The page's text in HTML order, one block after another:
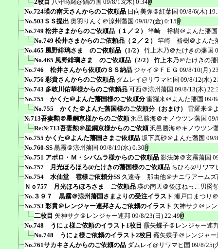
2枚目 八守時緒@鍋の国 09/8/13(木) 0:34
No.724瑛の南天さんからのご依頼品 日向美弥＠紅葉国 09/8/6(木)
No.503ＳＳ提出 奥羽りんく＠涼州藩国 09/8/7(金) 0:15
No.749 松井さまからのご依頼品（１／２）
竿崎 裕樹＠よんた藩国
No.749 松井さまからのご依頼品（２／２）
竿崎 裕樹＠よんた
No.465 風野緋璃さま のご依頼品（1/2）
竹上木乃＠たけきの藩国
No.465 風野緋璃さま のご依頼品（2/2）
竹上木乃＠たけきの
No.746 松井さんから依頼のＳＳ納品 ジャイ＠ＦＥＧ 09/8/10(月)
No.756 彩貴さんからのご依頼品 ダムレイ@リワマヒ国 09/8/12(水)
No.743 多岐川佑華様からのご依頼品 可西＠涼州藩国 09/8/13(木)
No.755 かくた＠よんた藩国様のご依頼分 雷羅来＠よんた藩国 09/
No.755 かくた＠よんた藩国様のご依頼分（おまけ）
雷羅来＠
№713吾妻勲＠星鋼京様からのご依頼 沢邑勝海＠キノウツン藩国
Re:№713吾妻勲＠星鋼京様からのご依頼 沢邑勝海＠キノウツン
No.755 かくた＠よんた藩国さまご依頼品 坂下真砂＠よんた藩国 09/
No.760-SS 黒霧＠涼州藩国 09/8/19(水) 0:30
No.751 アポロ・Ｍ・シバムラ様からのご依頼品 影法師＠玄霧藩国
No.757 月光ほろほろ@たけきの藩国様のご依頼品 ちひろ@リワマ
No.754 水仙堂 雹様ご依頼分SS 久遠寺 那由他＠ナニワアームズ
Ｎｏ757 月光ほろほろさま ご依頼品 瑛の南天＠後ほねっこ男爵
No.３９７ 黒霧＠涼州藩国さまよりの受注イラスト 瀬戸口まつり
No.753 彩貴＠レンジャー連邦さんご依頼のイラスト 矢神サク＠レ
二枚目 矢神サク＠レンジャー連邦 09/8/23(日) 22:49
No.748 うにょ様ご依頼のイラスト1枚目 霰矢蝶子＠レンジャー連
No.748 うにょ様ご依頼のイラスト2枚目 霰矢蝶子＠レンジャー
No.761サカキさんからのご依頼の品 ダムレイ@リワマヒ国 09/8/25(